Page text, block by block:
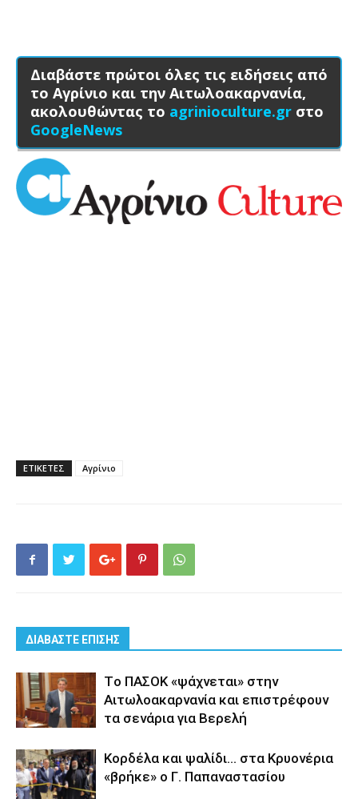
Διαβάστε πρώτοι όλες τις ειδήσεις από
το Αγρίνιο και την Αιτωλοακαρνανία,
ακολουθώντας το agrinioculture.gr στο
GoogleNews
ΕΤΙΚΕΤΕΣ Αγρίνιο
ΔΙΑΒΑΣΤΕ ΕΠΙΣΗΣ
Tο ΠΑΣΟΚ «ψάχνεται» στην
Αιτωλοακαρνανία και επιστρέφουν
τα σενάρια για Βερελή
Κορδέλα και ψαλίδι… στα Κρυονέρια
«βρήκε» ο Γ. Παπαναστασίου